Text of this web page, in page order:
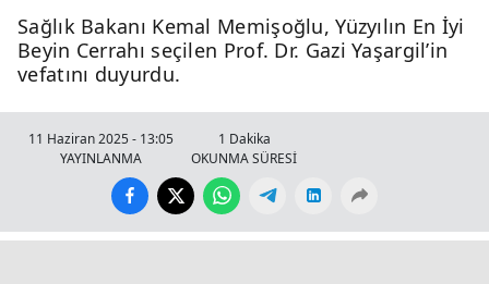
Sağlık Bakanı Kemal Memişoğlu, Yüzyılın En İyi
Beyin Cerrahı seçilen Prof. Dr. Gazi Yaşargil’in
vefatını duyurdu.
11 Haziran 2025 - 13:05
YAYINLANMA
1 Dakika
OKUNMA SÜRESİ